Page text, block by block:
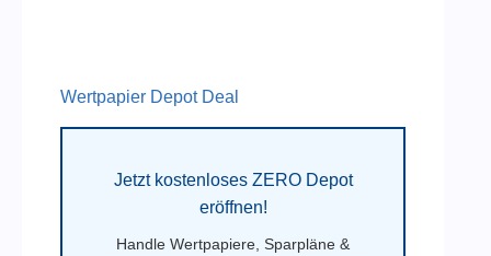
Wertpapier Depot Deal
Jetzt kostenloses ZERO Depot
eröffnen!
Handle Wertpapiere, Sparpläne &